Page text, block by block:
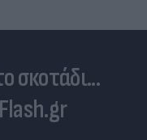
σκοτάδι...